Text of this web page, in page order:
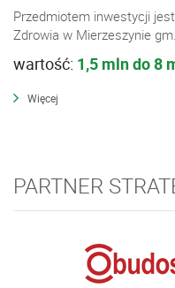
Przedmiotem inwestycji
Zdrowia w Mierzeszynie
wartość: 1,5 mln do 8
Więcej
PARTNER